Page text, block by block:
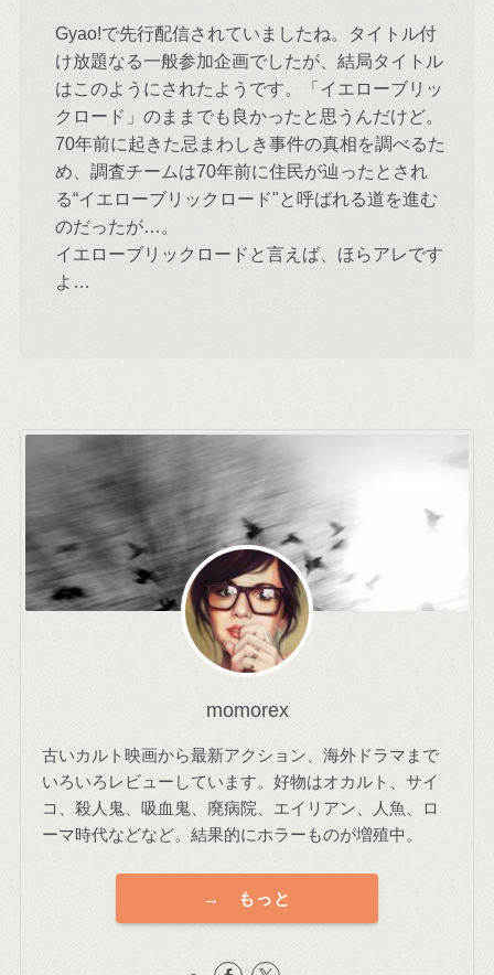
Gyao!で先行配信されていましたね。タイトル付
け放題なる一般参加企画でしたが、結局タイトル
はこのようにされたようです。「イエローブリッ
クロード」のままでも良かったと思うんだけど。
70年前に起きた忌まわしき事件の真相を調べるた
め、調査チームは70年前に住民が辿ったとされ
る“イエローブリックロード"と呼ばれる道を進む
のだったが…。
イエローブリックロードと言えば、ほらアレです
よ…
momorex
古いカルト映画から最新アクション、海外ドラマまで
いろいろレビューしています。好物はオカルト、サイ
コ、殺人鬼、吸血鬼、廃病院、エイリアン、人魚、ロ
ーマ時代などなど。結果的にホラーものが増殖中。
→ もっと